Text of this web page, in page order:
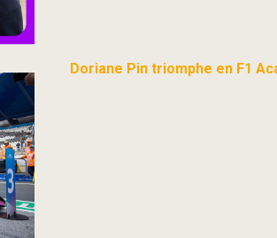
Doriane Pin triomphe en F1